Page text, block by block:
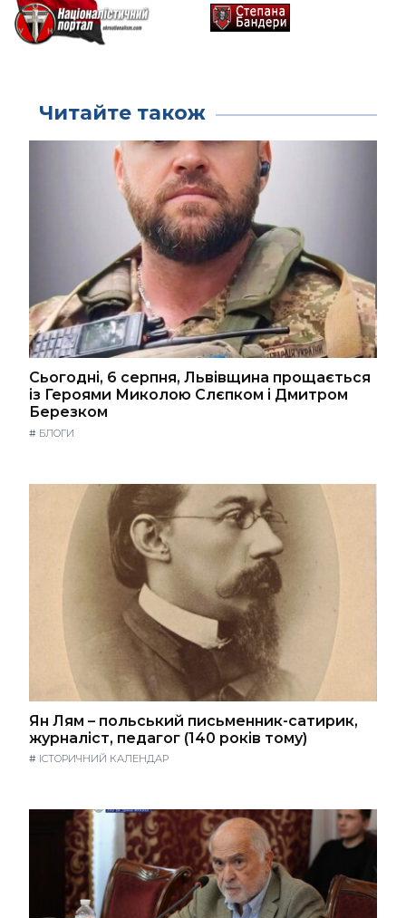
Читайте також
Сьогодні, 6 серпня, Львівщина прощається
із Героями Миколою Слєпком і Дмитром
Березком
# БЛОГИ
Ян Лям – польський письменник-сатирик,
журналіст, педагог (140 років тому)
# ІСТОРИЧНИЙ КАЛЕНДАР